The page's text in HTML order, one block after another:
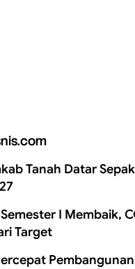
Tanah Datar
I Membaik,
Target
Pembangunan